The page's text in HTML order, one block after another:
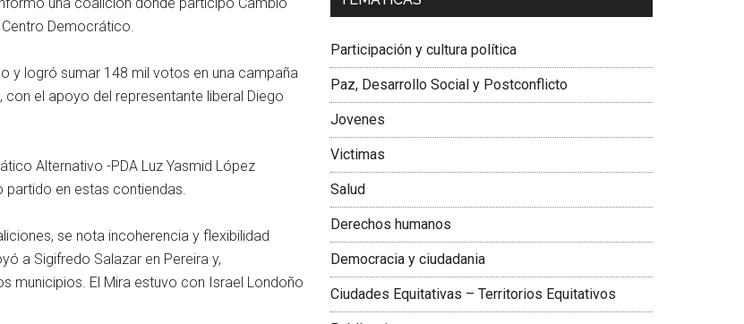
Centro Democrático.
y logró sumar 148 mil votos en una campaña
el apoyo del representante liberal Diego
Alternativo -PDA Luz Yasmid López
en estas contiendas.
se nota incoherencia y flexibilidad
a Sigifredo Salazar en Pereira y,
municipios. El Mira estuvo con Israel Londoño
Latinoamericana Sur, Vicepresidenta Federación
Participación y cultura política
Paz, Desarrollo Social y Postconflicto
Jovenes
Victimas
Salud
Derechos humanos
Democracia y ciudadania
Ciudades Equitativas – Territorios Equitativos